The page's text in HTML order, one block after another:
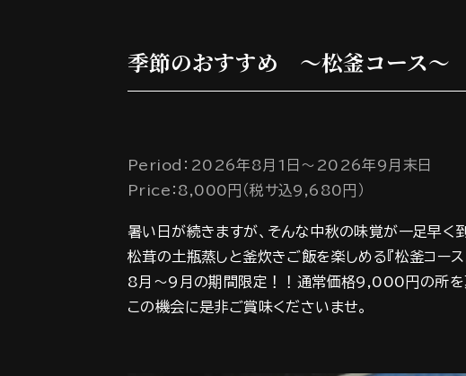
季節のおすすめ ～松釜コース～
Period：2026年8月1日～2026年9月末日
Price：8,000円（税サ込9,680円）
暑い日が続きますが、そんな中秋の味覚が一足早く
松茸の土瓶蒸しと釜炊きご飯を楽しめる『松釜コース
8月～9月の期間限定！！通常価格9,000円の所を
この機会に是非ご賞味くださいませ。